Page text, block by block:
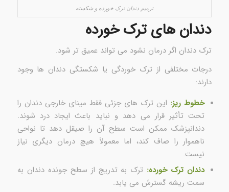
ترمیم دندان ترک خورده و شکسته
دندان های ترک خورده
ترک دندان اگر درمان نشود می تواند عمیق تر شود.
درجات مختلفی از ترک خوردگی یا شکستگی دندان ها وجود
دارند:
خطوط ریز: این ترک های جزئی فقط مینای خارجی دندان را
تحت تأثیر قرار می دهد و نباید باعث ایجاد درد شوند.
دندانپزشک ممکن است سطح آن را صیقل دهد تا نواحی
ناهموار را صاف کند، اما معمولاً هیچ درمان دیگری نیاز
نیست.
دندان ترک خورده: ترک به تدریج از سطح جونده دندان به
سمت ریشه گسترش می یابد.